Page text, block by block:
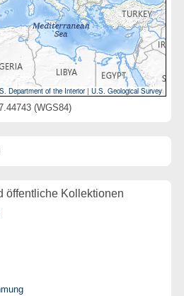
Department of the Interior|U.S. Geological Survey
(WGS84)
öffentliche Kollektionen